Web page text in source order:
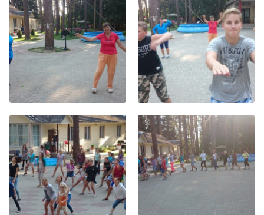
Видео Воскресной школы
Фото
Видео
Архив
Пожертвования